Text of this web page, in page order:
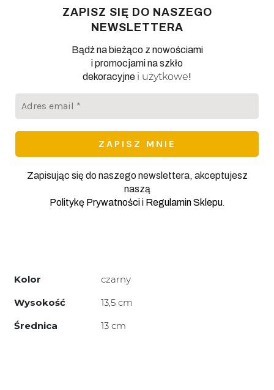
ZAPISZ SIĘ DO NASZEGO
NEWSLETTERA
Bądź na bieżąco z nowościami
i promocjami na szkło
dekoracyjne i użytkowe!
Zapisując się do naszego newslettera, akceptujesz
naszą
Politykę Prywatnościi Regulamin Sklepu
Kolor
czarny
Wysokość
13,5 cm
Średnica
13 cm